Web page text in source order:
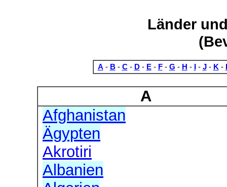
Länder
A- B- C- D- E- F- G - H - - J- K-
A
Afghanistan
Ägypten
Akrotiri
Albanien